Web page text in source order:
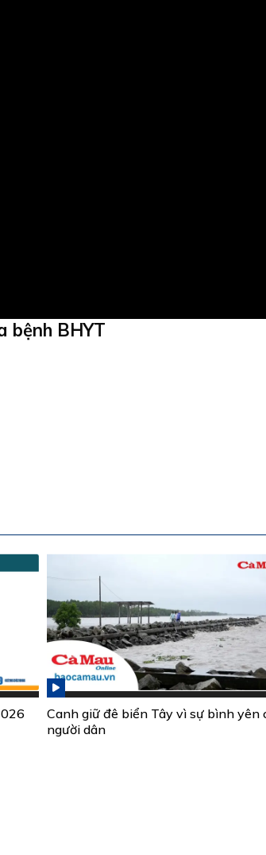
bệnh BHYT
Canh giữ đê biển Tây vì sự bình yên
người dân